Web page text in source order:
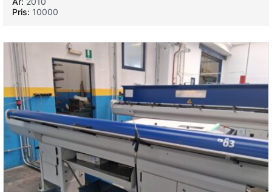
Pris: 10000